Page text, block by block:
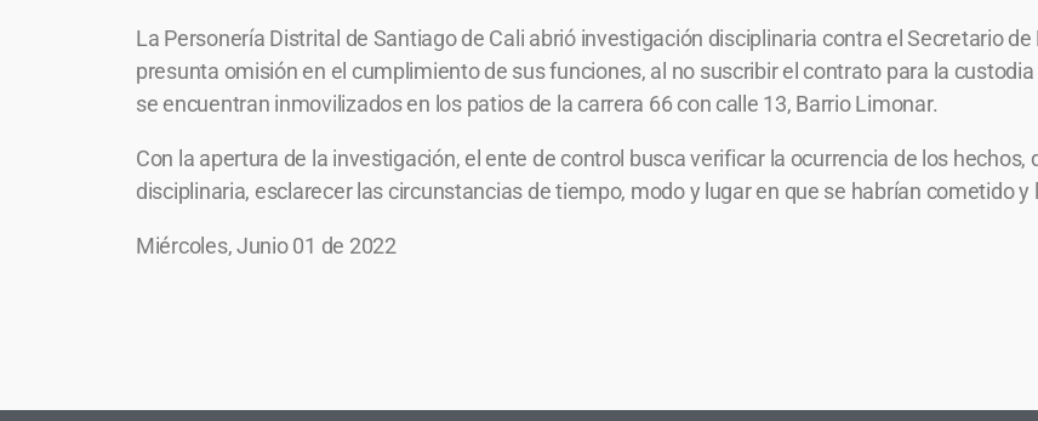
La Personería Distrital de Santiago de Cali abrió investigación disciplinaria contra el Secretario
presunta omisión en el cumplimiento de sus funciones, al no suscribir el contrato para la
se encuentran inmovilizados en los patios de la carrera 66 con calle 13, Barrio Limonar.
Con la apertura de la investigación, el ente de control busca verificar la ocurrencia de los
disciplinaria, esclarecer las circunstancias de tiempo, modo y lugar en que se habrían cometido
Miércoles, Junio 01 de 2022